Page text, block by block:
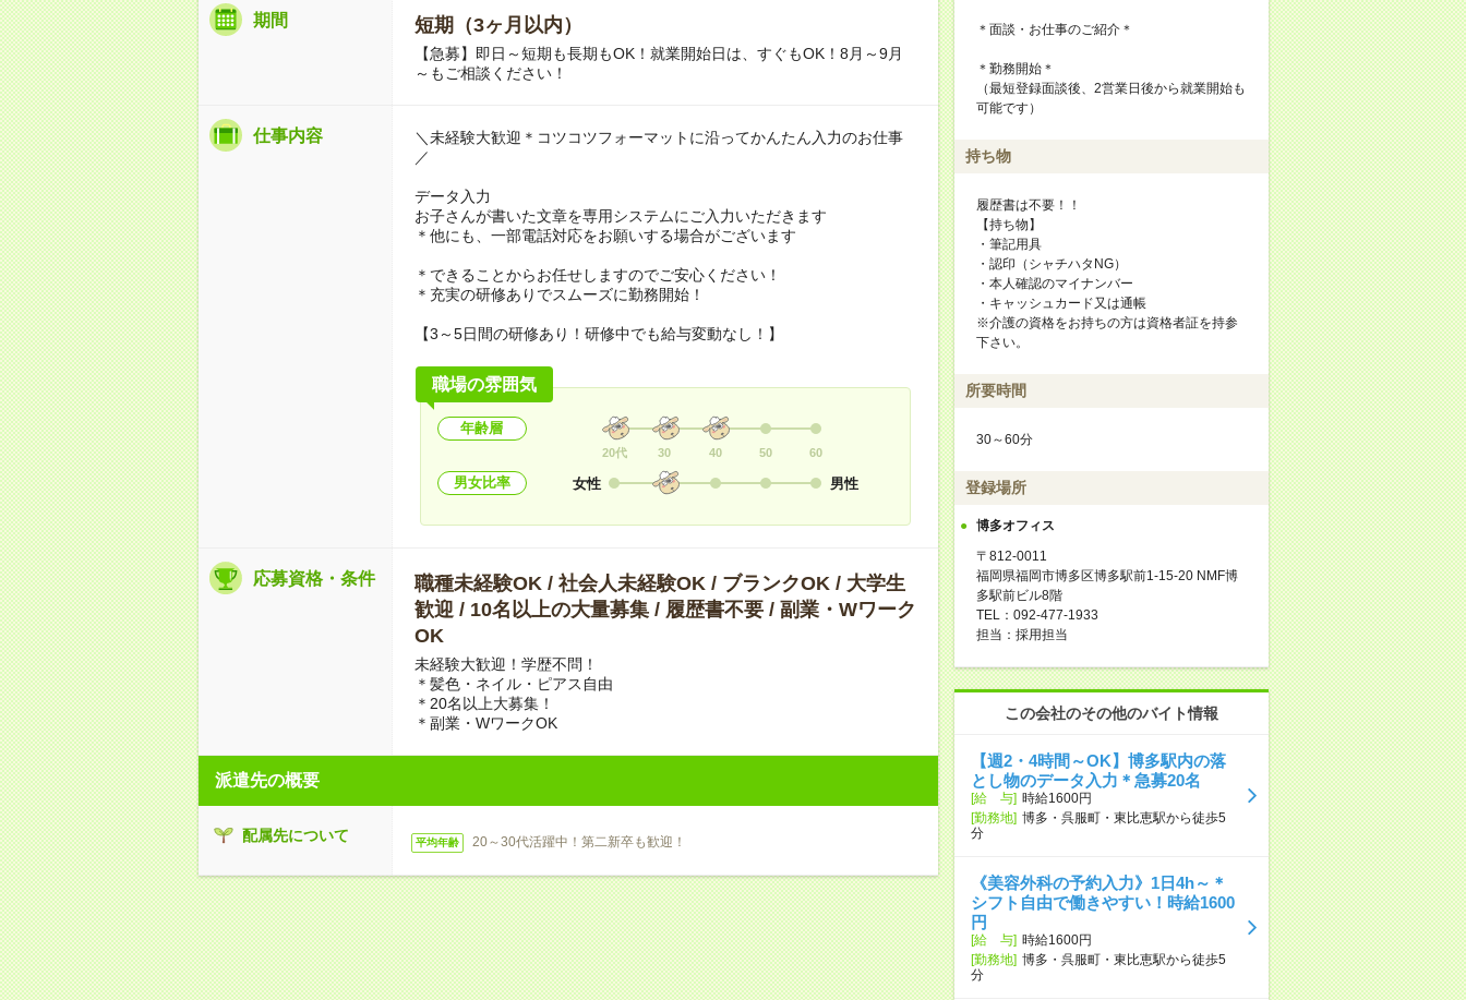
期間 短期（3ヶ月以内）
【急募】即日～短期も長期もOK！就業開始日は、すぐもOK！8月～9月
～もご相談ください！
仕事内容
＼未経験大歓迎＊コツコツフォーマットに沿ってかんたん入力のお仕事
／
データ入力
お子さんが書いた文章を専用システムにご入力いただきます
＊他にも、一部電話対応をお願いする場合がございます
＊できることからお任せしますのでご安心ください！
＊充実の研修ありでスムーズに勤務開始！
【3～5日間の研修あり！研修中でも給与変動なし！】
職場の雰囲気
年齢層
20代 30 40 50 60
男女比率 女性 男性
応募資格・条件
職種未経験OK / 社会人未経験OK / ブランクOK / 大学生
歓迎 / 10名以上の大量募集 / 履歴書不要 / 副業・Wワーク
OK
未経験大歓迎！学歴不問！
＊髪色・ネイル・ピアス自由
＊20名以上大募集！
＊副業・WワークOK
派遣先の概要
配属先について 平均年齢 20～30代活躍中！第二新卒も歓迎！
＊面談・お仕事のご紹介＊
＊勤務開始＊
（最短登録面談後、2営業日後から就業開始も
可能です）
持ち物
履歴書は不要！！
【持ち物】
・筆記用具
・認印（シャチハタNG）
・本人確認のマイナンバー
・キャッシュカード又は通帳
※介護の資格をお持ちの方は資格者証を持参
下さい。
所要時間
30～60分
登録場所
博多オフィス
〒812-0011
福岡県福岡市博多区博多駅前1-15-20 NMF博
多駅前ビル8階
TEL：092-477-1933
担当：採用担当
この会社のその他のバイト情報
【週2・4時間～OK】博多駅内の落
とし物のデータ入力＊急募20名
[給 与] 時給1600円
[勤務地] 博多・呉服町・東比恵駅から徒歩5
分
《美容外科の予約入力》1日4h～＊
シフト自由で働きやすい！時給1600
円
[給 与] 時給1600円
[勤務地] 博多・呉服町・東比恵駅から徒歩5
分